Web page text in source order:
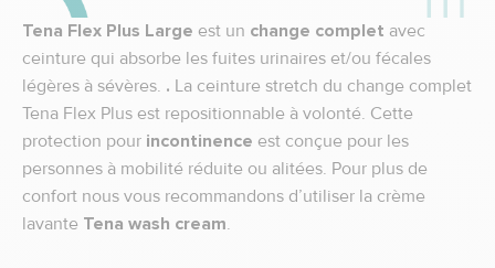
Tena Flex Plus Large est un change complet avec
ceinture qui absorbe les fuites urinaires et/ou fécales
légères à sévères. . La ceinture stretch du change complet
Tena Flex Plus est repositionnable à volonté. Cette
protection pour incontinence est conçue pour les
personnes à mobilité réduite ou alitées. Pour plus de
confort nous vous recommandons d’utiliser la crème
lavante Tena wash cream.